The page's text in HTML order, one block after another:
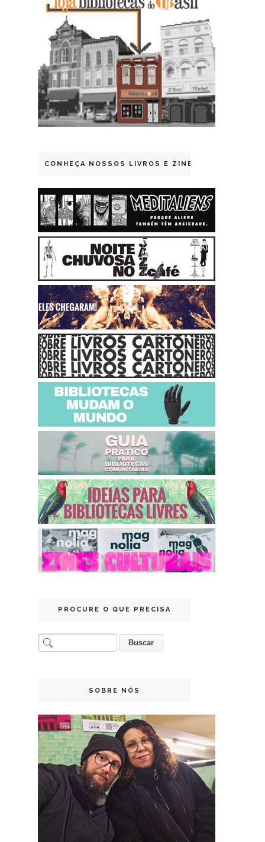
CONHEÇA NOSSOS LIVROS E ZINES
PROCURE O QUE PRECISA
SOBRE NÓS